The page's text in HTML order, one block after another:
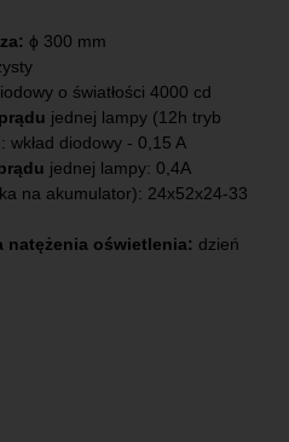
ϕ 300 mm
o światłości 4000 cd
jednej lampy (12h tryb
wkład diodowy - 0,15 A
jednej lampy: 0,4A
na akumulator): 24x52x24-33
natężenia oświetlenia: dzień